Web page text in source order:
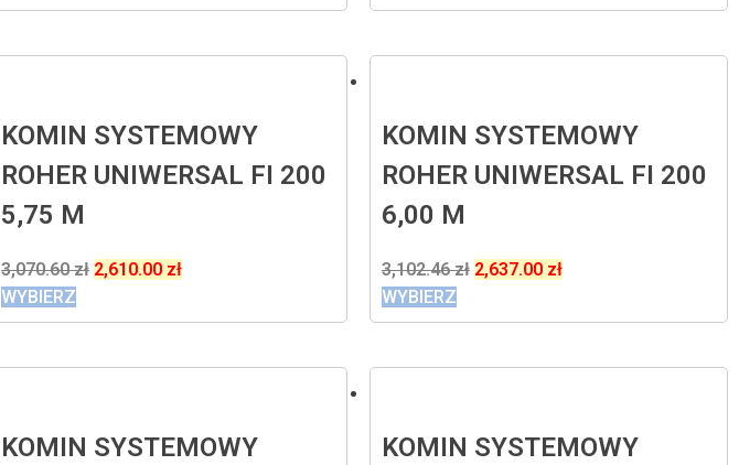
KOMIN SYSTEMOWY
ROHER UNIWERSAL FI 200
5,75 M
3,070.60zł 2,610.00 zł
WYBIERZ
KOMIN SYSTEMOWY
ROHER UNIWERSAL FI 200
6,00 M
3,102.46zł 2,637.00 zł
WYBIERZ
KOMIN SYSTEMOWY
KOMIN SYSTEMOWY